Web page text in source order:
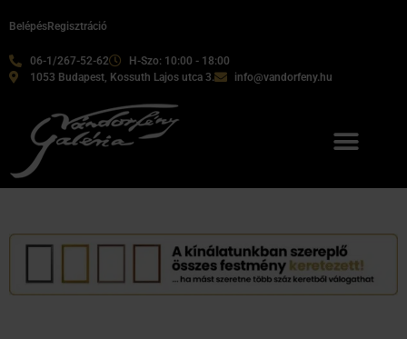
06-1/267-52-62
H-Szo: 10:00 - 18:00
1053 Budapest, Kossuth Lajos utca 3.
info@vandorfeny.hu
BelépésRegisztráció